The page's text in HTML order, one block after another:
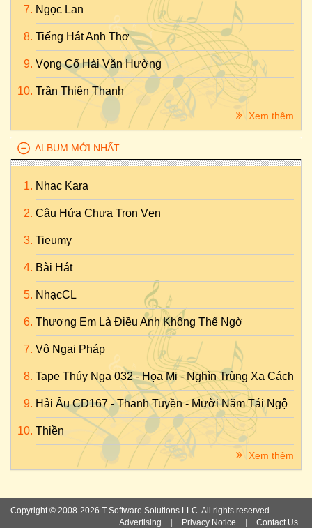
Ngọc Lan
Tiếng Hát Anh Thơ
Vọng Cổ Hài Văn Hường
Trần Thiện Thanh
Xem thêm
ALBUM MỚI NHẤT
Nhac Kara
Câu Hứa Chưa Trọn Vẹn
Tieumy
Bài Hát
NhạcCL
Thương Em Là Điều Anh Không Thể Ngờ
Vô Ngại Pháp
Tape Thúy Nga 032 - Họa Mi - Nghìn Trùng Xa Cách
Hải Âu CD167 - Thanh Tuyền - Mười Năm Tái Ngộ
Thiền
Xem thêm
Copyright © 2008-2026 T Software Solutions LLC. All rights reserved.
Advertising
Privacy Notice Contact Us